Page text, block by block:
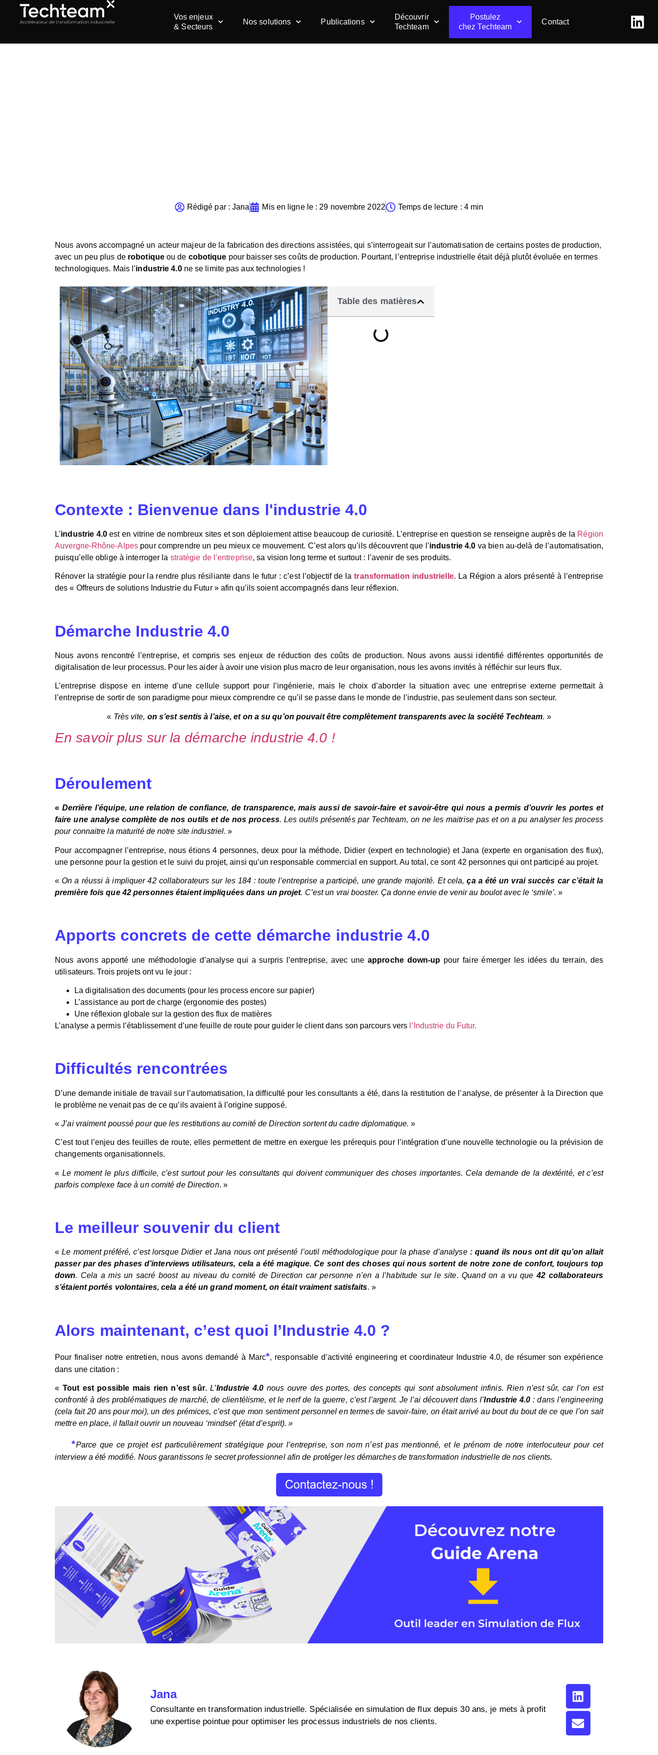
Vos enjeux
& Secteurs
Nos solutions Publications
Découvrir
Techteam
Postulez
chez Techteam
Contact
Rédigé par :Jana Mis en ligne le : 29 novembre 2022 Temps de lecture : 4 min
Nous avons accompagné un acteur majeur de la fabrication des directions assistées, qui s’interrogeait sur l’automatisation de certains postes de production,
avec un peu plus de robotiqueou de cobotique pour baisser ses coûts de production. Pourtant, l’entreprise industrielle était déjà plutôt évoluée en termes
technologiques. Mais l’industrie 4.0ne se limite pas aux technologies !
Table des matières
Contexte : Bienvenue dans l'industrie 4.0
L’industrie 4.0est en vitrine de nombreux sites et son déploiement attise beaucoup de curiosité. L’entreprise en question se renseigne auprès de la Région
Auvergne-Rhône-Alpes pour comprendre un peu mieux ce mouvement. C’est alors qu’ils découvrent que l’industrie 4.0 va bien au-delà de l’automatisation,
puisqu’elle oblige à interroger la stratégie de l’entreprise, sa vision long terme et surtout : l’avenir de ses produits.
Rénover la stratégie pour la rendre plus résiliante dans le futur : c’est l’objectif de latransformation industrielle. La Région a alors présenté à l’entreprise
des « Offreurs de solutions Industrie du Futur » afin qu’ils soient accompagnés dans leur réflexion.
Démarche Industrie 4.0
Nous avons rencontré l’entreprise, et compris ses enjeux de réduction des coûts de production. Nous avons aussi identifié différentes opportunités de
digitalisation de leur processus. Pour les aider à avoir une vision plus macro de leur organisation, nous les avons invités à réfléchir sur leurs flux.
L’entreprise dispose en interne d’une cellule support pour l’ingénierie, mais le choix d’aborder la situation avec une entreprise externe permettait à
l’entreprise de sortir de son paradigme pour mieux comprendre ce qu’il se passe dans le monde de l’industrie, pas seulement dans son secteur.
« Très vite, on s’est sentis à l’aise, et on a su qu’on pouvait être complètement transparents avec la société Techteam. »
En savoir plus sur la démarche industrie 4.0 !
Déroulement
« Derrière l’équipe, une relation de confiance, de transparence, mais aussi de savoir-faire et savoir-être qui nous a permis d’ouvrir les portes et
faire une analyse complète de nos outils et de nos process. Les outils présentés par Techteam, on ne les maitrise pas et on a pu analyser les process
pour connaitre la maturité de notre site industriel. »
Pour accompagner l’entreprise, nous étions 4 personnes, deux pour la méthode, Didier (expert en technologie) et Jana (experte en organisation des flux),
une personne pour la gestion et le suivi du projet, ainsi qu’un responsable commercial en support. Au total, ce sont 42 personnes qui ont participé au projet.
«On a réussi à impliquer 42 collaborateurs sur les 184 : toute l’entreprise a participé, une grande majorité. Et cela,ça a été un vrai succès car c’était la
première fois que 42 personnes étaient impliquées dans un projet. C’est un vrai booster. Ça donne envie de venir au boulot avec le ‘smile’. »
Apports concrets de cette démarche industrie 4.0
Nous avons apporté une méthodologie d’analyse qui a surpris l’entreprise, avec une approche down-up pour faire émerger les idées du terrain, des
utilisateurs. Trois projets ont vu le jour :
La digitalisation des documents (pour les process encore sur papier)
L’assistance au port de charge (ergonomie des postes)
Une réflexion globale sur la gestion des flux de matières
L’analyse a permis l’établissement d’une feuille de route pour guider le client dans son parcours vers l’Industrie du Futur.
Difficultés rencontrées
D’une demande initiale de travail sur l’automatisation, la difficulté pour les consultants a été, dans la restitution de l’analyse, de présenter à la Direction que
le problème ne venait pas de ce qu’ils avaient à l’origine supposé.
«J’ai vraiment poussé pour que les restitutions au comité de Direction sortent du cadre diplomatique. »
C’est tout l’enjeu des feuilles de route, elles permettent de mettre en exergue les prérequis pour l’intégration d’une nouvelle technologie ou la prévision de
changements organisationnels.
« Le moment le plus difficile, c’est surtout pour les consultants qui doivent communiquer des choses importantes. Cela demande de la dextérité, et c’est
parfois complexe face à un comité de Direction. »
Le meilleur souvenir du client
«Le moment préféré, c’est lorsque Didier et Jana nous ont présenté l’outil méthodologique pour la phase d’analyse : quand ils nous ont dit qu’on allait
passer par des phases d’interviews utilisateurs, cela a été magique. Ce sont des choses qui nous sortent de notre zone de confort, toujours top
down. Cela a mis un sacré boost au niveau du comité de Direction car personne n’en a l’habitude sur le site. Quand on a vu que42 collaborateurs
s’étaient portés volontaires, cela a été un grand moment, on était vraiment satisfaits. »
Alors maintenant, c’est quoi l’Industrie 4.0 ?
Pour finaliser notre entretien, nous avons demandé à Marc*, responsable d’activité engineering et coordinateur Industrie 4.0, de résumer son expérience
dans une citation :
« Tout est possible mais rien n’est sûr.L’Industrie 4.0 nous ouvre des portes, des concepts qui sont absolument infinis. Rien n’est sûr, car l’on est
confronté à des problématiques de marché, de clientélisme, et le nerf de la guerre, c’est l’argent. Je l’ai découvert dans l’Industrie 4.0 : dans l’engineering
(cela fait 20 ans pour moi), un des prémices, c’est que mon sentiment personnel en termes de savoir-faire, on était arrivé au bout du bout de ce que l’on sait
mettre en place, il fallait ouvrir un nouveau ‘mindset’ (état d’esprit). »
*Parce que ce projet est particulièrement stratégique pour l’entreprise, son nom n’est pas mentionné, et le prénom de notre interlocuteur pour cet
interview a été modifié. Nous garantissons le secret professionnel afin de protéger les démarches de transformation industrielle de nos clients.
Jana
Consultante en transformation industrielle. Spécialisée en simulation de flux depuis 30 ans, je mets à profit
une expertise pointue pour optimiser les processus industriels de nos clients.